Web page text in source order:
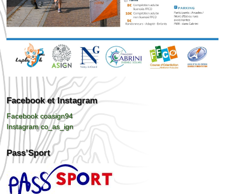
Facebook et Instagram
Facebook coasign94
Instagram co_as_ign
Pass’Sport